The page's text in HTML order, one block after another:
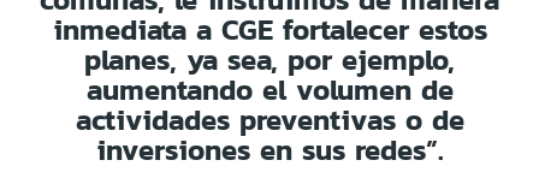
inmediata a CGE fortalecer estos
planes, ya sea, por ejemplo,
aumentando el volumen de
actividades preventivas o de
inversiones en sus redes”.